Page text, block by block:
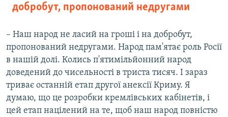
добробут, пропонований недругами
– Наш народ не ласий на гроші і на добробут,
пропонований недругами. Народ пам'ятає роль Росії
в нашій долі. Колись п'ятимільйонний народ
доведений до чисельності в триста тисяч. І зараз
триває останній етап другої анексії Криму. Я
думаю, що це розробки кремлівських кабінетів, і
цей етап націлений на те, щоб наш народ повністю